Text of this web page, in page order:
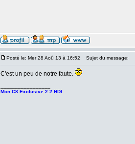
Posté le: Mer 28 Aoû 13 à 16:52 Sujet du message:
C'est un peu de notre faute.
Mon C8 Exclusive 2.2 HDI.